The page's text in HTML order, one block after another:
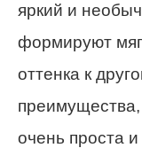
яркий и
формируют
оттенка к
очень проста